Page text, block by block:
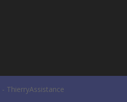
ThierryAssistance